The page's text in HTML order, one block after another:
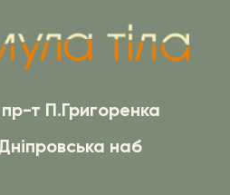
т П.Григоренка
наб